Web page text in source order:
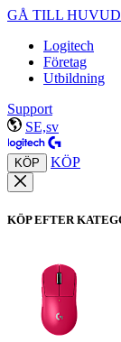
GÅ TILL
Logitech
Företag
Utbildning
Support
SE,sv
KÖP KÖP
KÖP EFTER